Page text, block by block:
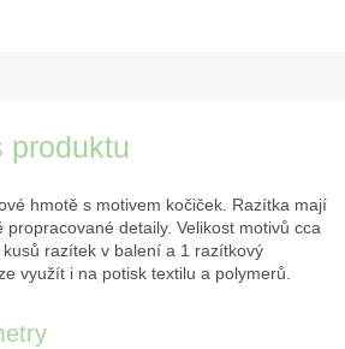
produktu
hmotě s motivem kočiček. Razítka mají
propracované detaily. Velikost motivů cca
razítek v balení a 1 razítkový
využít i na potisk textilu a polymerů.